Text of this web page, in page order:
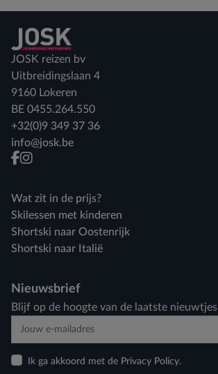
Terug naar home
JOSK reizen bv
Uitbreidingslaan 4
9160 Lokeren
BE 0455.264.550
+32(0)9 349 37 36
info@josk.be
facebook
instagram
Wat zit in de prijs?
Skilessen met kinderen
Shortski naar Oostenrijk
Shortski naar Italië
Nieuwsbrief
Blijf op de hoogte van de laatste nieuwtjes
Ik ga akkoord met de Privacy Policy.